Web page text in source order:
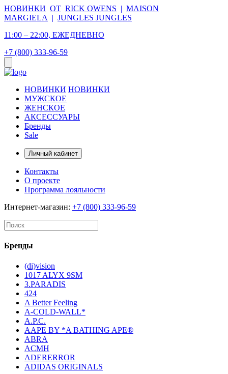
НОВИНКИ ОТ RICK OWENS | MAISON
MARGIELA
| JUNGLES JUNGLES
11:00 – 22:00, ЕЖЕДНЕВНО
+7 (800) 333-96-59
НОВИНКИ НОВИНКИ
МУЖСКОЕ
ЖЕНСКОЕ
АКСЕССУАРЫ
Бренды
Sale
Личный кабинет
Контакты
О проекте
Программа лояльности
Интернет-магазин: +7 (800) 333-96-59
Бренды
(di)vision
1017 ALYX 9SM
3.PARADIS
424
A Better Feeling
A-COLD-WALL*
A.P.C.
AAPE BY *A BATHING APE®
ABRA
ACMH
ADERERROR
ADIDAS ORIGINALS